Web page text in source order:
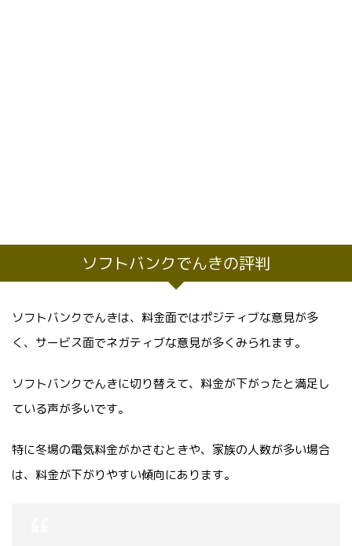
ソフトバンクでんきの評判
ソフトバンクでんきは、料金面ではポジティブな意見が多
く、サービス面でネガティブな意見が多くみられます。
ソフトバンクでんきに切り替えて、料金が下がったと満足し
ている声が多いです。
特に冬場の電気料金がかさむときや、家族の人数が多い場合
は、料金が下がりやすい傾向にあります。